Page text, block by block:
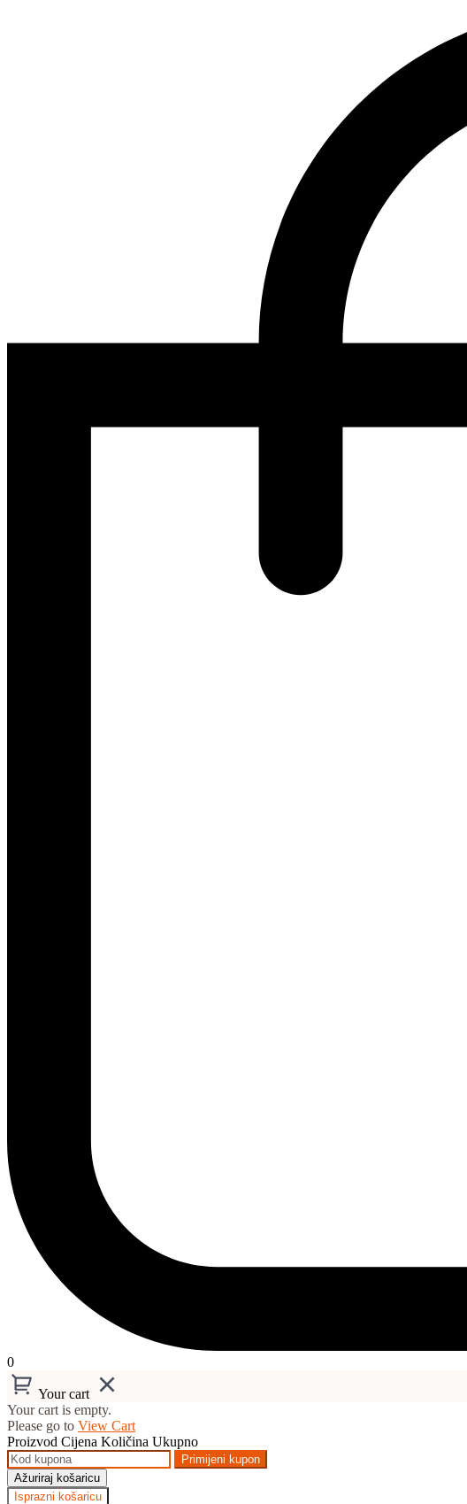
0
Your cart
Your cart is empty.
Please go to View Cart
Proizvod Cijena Količina Ukupno
Primijeni kupon
Ažuriraj košaricu
Isprazni košaricu